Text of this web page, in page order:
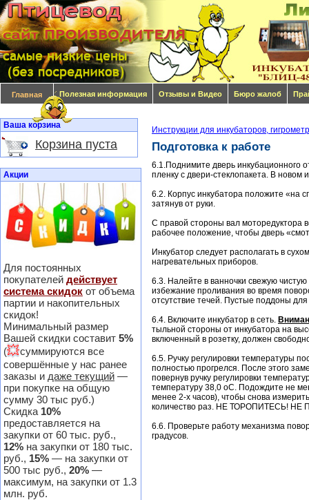
Главная Полезная информация Отзывы и Видео Бюро жалоб
Ваша корзина
Корзина пуста
Акции
Для постоянных
покупателей действует
система скидок от объема
партии и накопительных
скидок!
Минимальный размер
Вашей скидки составит 5%
(💥суммируются все
совершённые у нас ранее
заказы и даже текущий —
при покупке на общую
сумму 30 тыс руб.)
Скидка 10%
предоставляется на
закупки от 60 тыс. руб.,
12% на закупки от 180 тыс.
руб., 15% — на закупки от
500 тыс руб., 20% —
максимум, на закупки от 1.3
млн. руб.
Инструкции для инкубаторов,
Подготовка к работе
6.1.Поднимите дверь инкубационного
пленку с двери-стеклопакета. В новом
6.2. Корпус инкубатора положите «на
затянув от руки.
С правой стороны вал моторедуктора
рабочее положение, чтобы дверь
Инкубатор следует располагать в
нагревательных приборов.
6.3. Налейте в ванночки свежую
избежание проливания во время
отсутствие течей. Пустые поддоны
6.4. Включите инкубатор в сеть.
тыльной стороны от инкубатора на
включенный в розетку, должен
6.5. Ручку регулировки температуры
полностью прогрелся. После этого
повернув ручку регулировки
температуру 38,0 оС. Подождите не
менее 2-х часов), чтобы снова
количество раз. НЕ ТОРОПИТЕСЬ!
6.6. Проверьте работу механизма
градусов.